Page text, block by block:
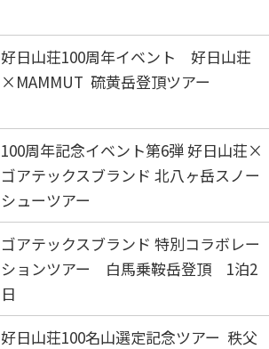
好日山荘100周年イベント 好日山荘
×MAMMUT 硫黄岳登頂ツアー
100周年記念イベント第6弾 好日山荘×
ゴアテックスブランド 北八ヶ岳スノー
シューツアー
ゴアテックスブランド 特別コラボレー
ションツアー 白馬乗鞍岳登頂 1泊2
日
好日山荘100名山選定記念ツアー 秩父